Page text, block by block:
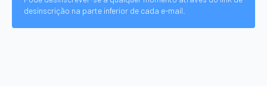
desinscrição na parte inferior de cada e-mail.